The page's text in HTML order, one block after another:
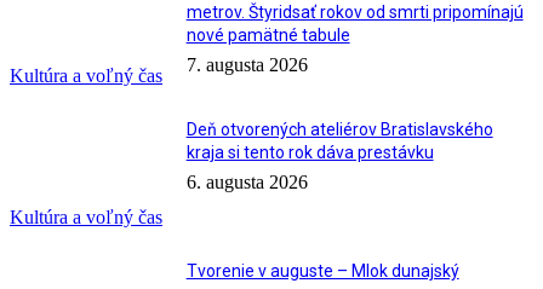
Kultúra a voľný čas
metrov. Štyridsať rokov od smrti pripomínajú
nové pamätné tabule
7. augusta 2026
Kultúra a voľný čas
Deň otvorených ateliérov Bratislavského
kraja si tento rok dáva prestávku
6. augusta 2026
Tvorenie v auguste – Mlok dunajský